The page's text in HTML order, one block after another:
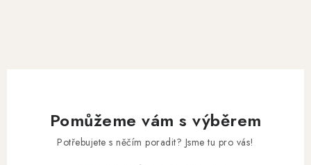
Pomůžeme vám s výběrem
Potřebujete s něčím poradit? Jsme tu pro vás!